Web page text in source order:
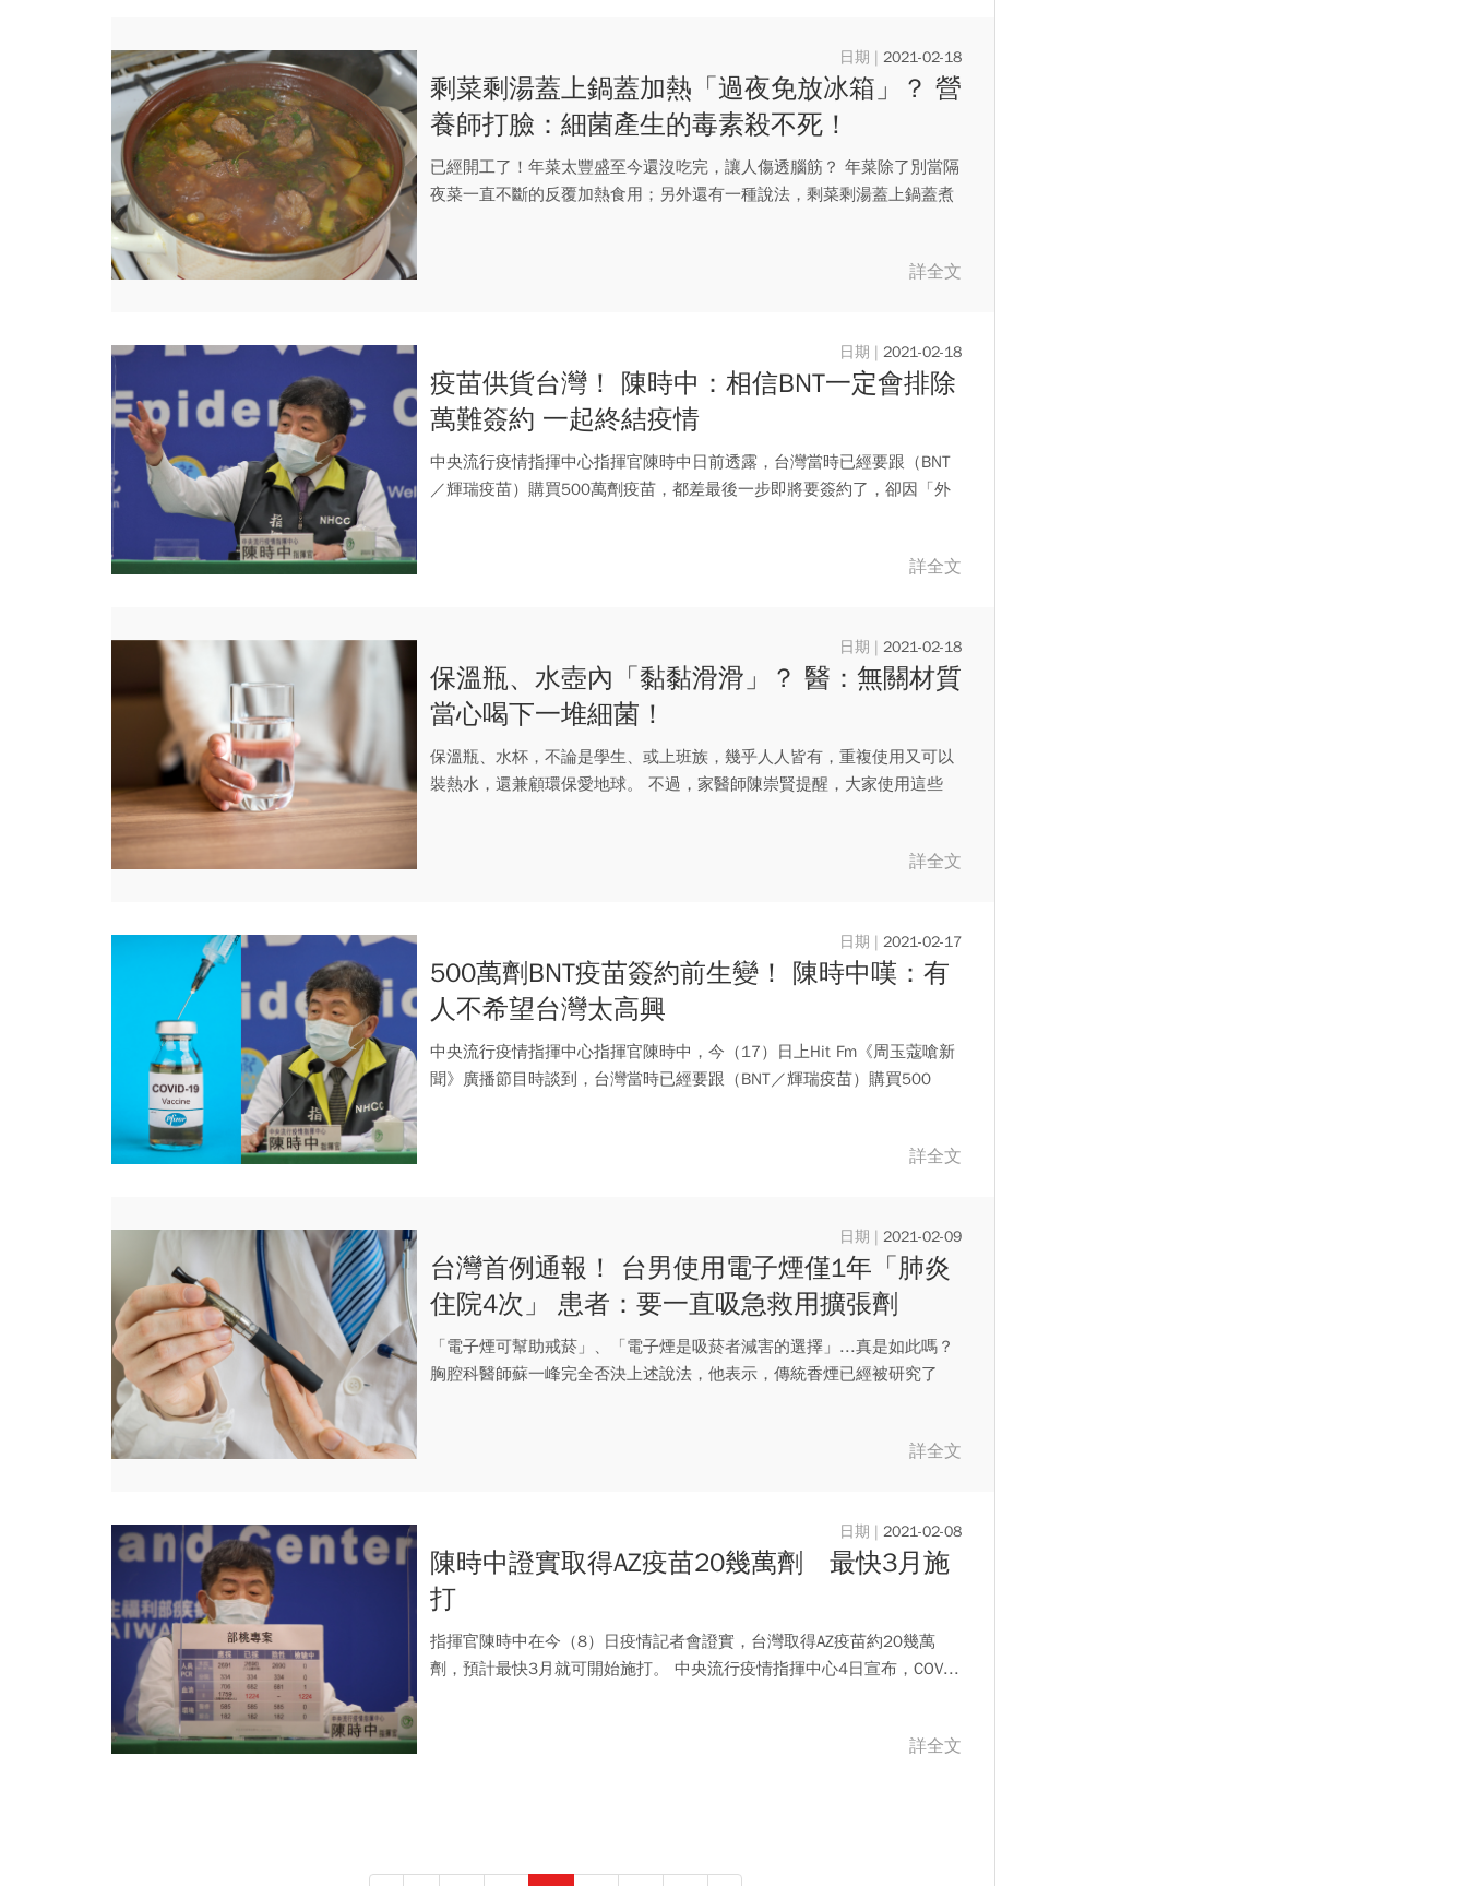
2021-02-18
剩菜剩湯蓋上鍋蓋加熱「過夜免放冰箱」？ 營
養師打臉：細菌產生的毒素殺不死！
已經開工了！年菜太豐盛至今還沒吃完，讓人傷透腦筋？ 年菜除了別當隔
夜菜一直不斷的反覆加熱食用；另外還有一種說法，剩菜剩湯蓋上鍋蓋煮
詳全文
2021-02-18
疫苗供貨台灣！ 陳時中：相信BNT一定會排除
萬難簽約 一起終結疫情
中央流行疫情指揮中心指揮官陳時中日前透露，台灣當時已經要跟（BNT
／輝瑞疫苗）購買500萬劑疫苗，都差最後一步即將要簽約了，卻因「外
詳全文
2021-02-18
保溫瓶、水壺內「黏黏滑滑」？ 醫：無關材質
當心喝下一堆細菌！
保溫瓶、水杯，不論是學生、或上班族，幾乎人人皆有，重複使用又可以
裝熱水，還兼顧環保愛地球。 不過，家醫師陳崇賢提醒，大家使用這些
詳全文
2021-02-17
500萬劑BNT疫苗簽約前生變！ 陳時中嘆：有
人不希望台灣太高興
中央流行疫情指揮中心指揮官陳時中，今（17）日上Hit Fm《周玉蔻嗆新
聞》廣播節目時談到，台灣當時已經要跟（BNT／輝瑞疫苗）購買500
詳全文
2021-02-09
台灣首例通報！ 台男使用電子煙僅1年「肺炎
住院4次」 患者：要一直吸急救用擴張劑
「電子煙可幫助戒菸」、「電子煙是吸菸者減害的選擇」...真是如此嗎？
胸腔科醫師蘇一峰完全否決上述說法，他表示，傳統香煙已經被研究了
詳全文
2021-02-08
陳時中證實取得AZ疫苗20幾萬劑 最快3月施
打
指揮官陳時中在今（8）日疫情記者會證實，台灣取得AZ疫苗約20幾萬
劑，預計最快3月就可開始施打。 中央流行疫情指揮中心4日宣布，COV...
詳全文